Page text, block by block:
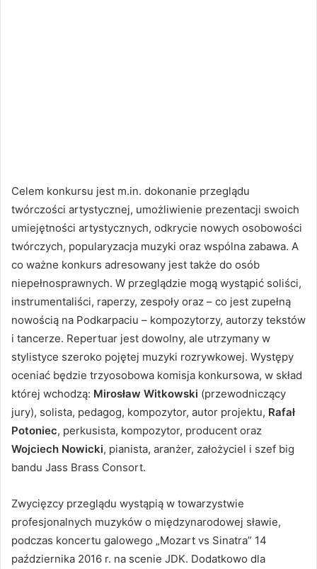
Celem konkursu jest m.in. dokonanie przeglądu
twórczości artystycznej, umożliwienie prezentacji swoich
umiejętności artystycznych, odkrycie nowych osobowości
twórczych, popularyzacja muzyki oraz wspólna zabawa. A
co ważne konkurs adresowany jest także do osób
niepełnosprawnych. W przeglądzie mogą wystąpić soliści,
instrumentaliści, raperzy, zespoły oraz – co jest zupełną
nowością na Podkarpaciu – kompozytorzy, autorzy tekstów
i tancerze. Repertuar jest dowolny, ale utrzymany w
stylistyce szeroko pojętej muzyki rozrywkowej. Występy
oceniać będzie trzyosobowa komisja konkursowa, w skład
której wchodzą: Mirosław Witkowski (przewodniczący
jury), ­solista, pedagog, kompozytor, autor projektu, Rafał
Potoniec, perkusista, kompozytor, producent oraz
Wojciech Nowicki, pianista, aranżer, założyciel i szef big
bandu Jass Brass Consort.
Zwycięzcy przeglądu wystąpią w towarzystwie
profesjonalnych muzyków o międzynarodowej sławie,
podczas koncertu galowego „Mozart vs Sinatra” 14
października 2016 r. na scenie JDK. Dodatkowo dla